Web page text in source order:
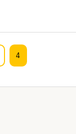
4